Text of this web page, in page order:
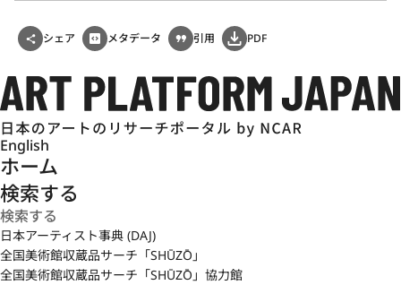
シェア メタデータ 引用 PDF
English
ホーム
検索する
日本アーティスト事典 (DAJ)
全国美術館収蔵品サーチ「SHŪZŌ」
全国美術館収蔵品サーチ「SHŪZŌ」協力館